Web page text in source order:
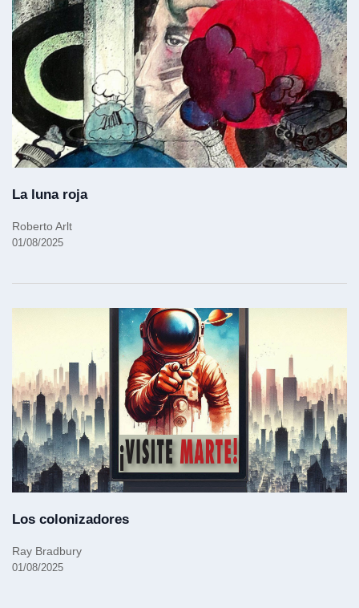
La luna roja
Roberto Arlt
01/08/2025
Los colonizadores
Ray Bradbury
01/08/2025